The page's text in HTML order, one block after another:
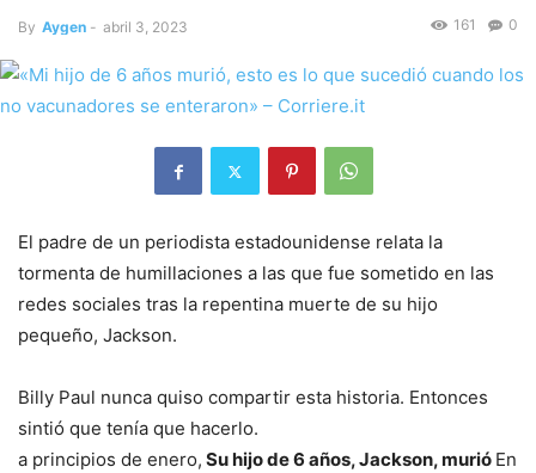
By Aygen - abril 3, 2023 0
161
El padre de un periodista estadounidense relata la
tormenta de humillaciones a las que fue sometido en las
redes sociales tras la repentina muerte de su hijo
pequeño, Jackson.
Billy Paul nunca quiso compartir esta historia. Entonces
sintió que tenía que hacerlo.
a principios de enero, Su hijo de 6 años, Jackson, murió En